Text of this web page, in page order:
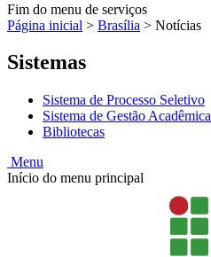
Fim do menu de serviços
Página inicial > Brasília > Notícias
Sistemas
Sistema de Processo Seletivo
Sistema de Gestão Acadêmica
Bibliotecas
Menu
Início do menu principal